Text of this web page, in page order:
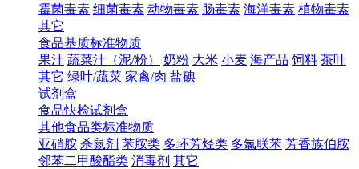
霉菌毒素 细菌毒素 动物毒素 肠毒素 海洋毒素 植物毒素
其它
食品基质标准物质
果汁 蔬菜汁（泥/粉） 奶粉 大米 小麦 海产品 饲料 茶叶
其它 绿叶/蔬菜 家禽/肉 盐碘
试剂盒
食品快检试剂盒
其他食品类标准物质
亚硝胺 杀鼠剂 苯胺类 多环芳烃类 多氯联苯 芳香族伯胺
邻苯二甲酸酯类 消毒剂 其它